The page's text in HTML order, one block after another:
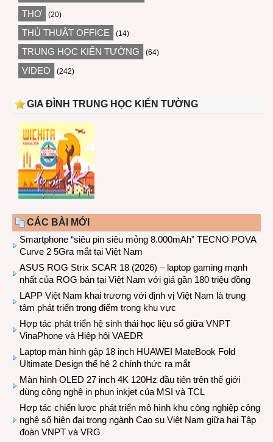
THƠ (20)
THỦ THUẬT OFFICE (14)
TRUNG HỌC KIẾN TƯỜNG (64)
VIDEO (242)
GIA ĐÌNH TRUNG HỌC KIẾN TƯỜNG
CÁC BÀI MỚI
Smartphone “siêu pin siêu mỏng 8.000mAh” TECNO POVA
Curve 2 5Gra mắt tại Việt Nam
ASUS ROG Strix SCAR 18 (2026) – laptop gaming mạnh
nhất của ROG bán tại Việt Nam với giá gần 180 triệu đồng
LAPP Việt Nam khai trương với định vị Việt Nam là trung
tâm phát triển trọng điểm trong khu vực
Hợp tác phát triển hệ sinh thái học liệu số giữa VNPT
VinaPhone và Hiệp hội VAEDR
Laptop màn hình gập 18 inch HUAWEI MateBook Fold
Ultimate Design thế hệ 2 chính thức ra mắt
Màn hình OLED 27 inch 4K 120Hz đầu tiên trên thế giới
dùng công nghệ in phun inkjet của MSI và TCL
Hợp tác chiến lược phát triển mô hình khu công nghiệp công
nghệ số hiện đại trong ngành Cao su Việt Nam giữa hai Tập
đoàn VNPT và VRG